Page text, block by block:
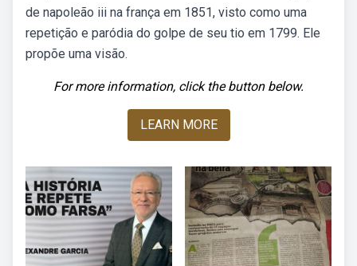
de napoleão iii na frança em 1851, visto como uma
repetição e paródia do golpe de seu tio em 1799. Ele
propõe uma visão.
For more information, click the button below.
LEARN MORE